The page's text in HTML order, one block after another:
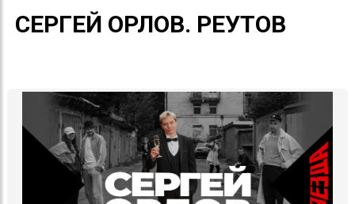
СЕРГЕЙ ОРЛОВ. РЕУТОВ